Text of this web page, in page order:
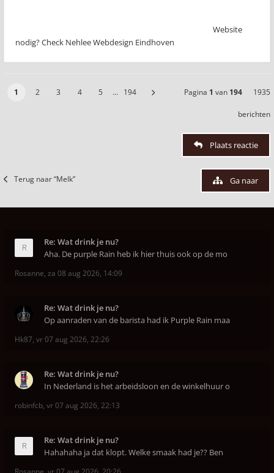
Website
nodig? Check Nehlee Webdesign Eindhoven
1 2 3 4 5 … 194 Pagina 1 van 194 1935
berichten
Plaats reactie
Terug naar “Melk” Ga naar
Re: Wat drink je nu?
Aha. De purple Rain heb ik hier thuis ook op de mo
Rosanne, za 08 aug 2026, 14:09
Re: Wat drink je nu?
Op aanraden van de barista had ik Purple Rain maa
Hk87, vr 07 aug 2026, 22:26
Re: Wat drink je nu?
In Nederland is het arbeidsloon en de winkelhuur o
robinfcb, vr 07 aug 2026, 22:13
Re: Wat drink je nu?
Hahahaha ja dat klopt. Welke smaak had je?? Ben